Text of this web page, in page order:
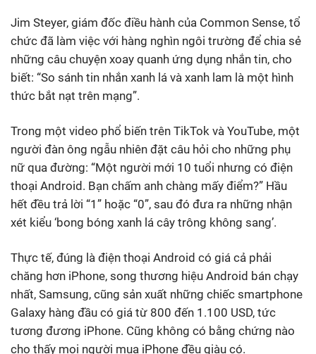
Jim Steyer, giám đốc điều hành của Common Sense, tổ
chức đã làm việc với hàng nghìn ngôi trường để chia sẻ
những câu chuyện xoay quanh ứng dụng nhắn tin, cho
biết: “So sánh tin nhắn xanh lá và xanh lam là một hình
thức bắt nạt trên mạng”.
Trong một video phổ biến trên TikTok và YouTube, một
người đàn ông ngẫu nhiên đặt câu hỏi cho những phụ
nữ qua đường: “Một người mới 10 tuổi nhưng có điện
thoại Android. Bạn chấm anh chàng mấy điểm?” Hầu
hết đều trả lời “1” hoặc “0”, sau đó đưa ra những nhận
xét kiểu ‘bong bóng xanh lá cây trông không sang’.
Thực tế, đúng là điện thoại Android có giá cả phải
chăng hơn iPhone, song thương hiệu Android bán chạy
nhất, Samsung, cũng sản xuất những chiếc smartphone
Galaxy hàng đầu có giá từ 800 đến 1.100 USD, tức
tương đương iPhone. Cũng không có bằng chứng nào
cho thấy mọi người mua iPhone đều giàu có.